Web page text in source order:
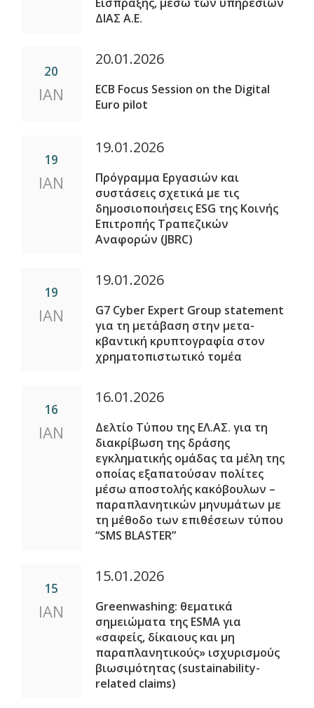
ΔΙΑΣ Α.Ε.
20
ΙΑΝ
20.01.2026
ECB Focus Session on the Digital
Euro pilot
19
ΙΑΝ
19.01.2026
Πρόγραμμα Εργασιών και
συστάσεις σχετικά με τις
δημοσιοποιήσεις ESG της Κοινής
Επιτροπής Τραπεζικών
Αναφορών (JBRC)
19
ΙΑΝ
19.01.2026
G7 Cyber Expert Group statement
για τη μετάβαση στην μετα-
κβαντική κρυπτογραφία στον
χρηματοπιστωτικό τομέα
16
ΙΑΝ
16.01.2026
Δελτίο Τύπου της ΕΛ.ΑΣ. για τη
διακρίβωση της δράσης
εγκληματικής ομάδας τα μέλη της
οποίας εξαπατούσαν πολίτες
μέσω αποστολής κακόβουλων –
παραπλανητικών μηνυμάτων με
τη μέθοδο των επιθέσεων τύπου
“SMS BLASTER”
15
ΙΑΝ
15.01.2026
Greenwashing: θεματικά
σημειώματα της ESMA για
«σαφείς, δίκαιους και μη
παραπλανητικούς» ισχυρισμούς
βιωσιμότητας (sustainability-
related claims)